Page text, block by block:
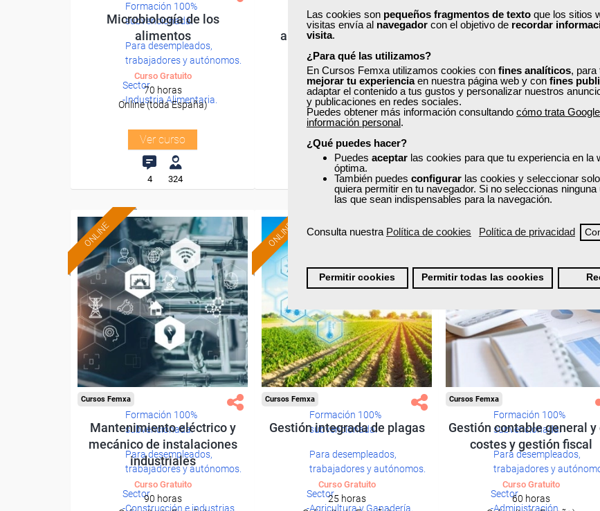
Las cookies son pequeños fragmentos de texto que los sitios
visitas envía al navegador con el objetivo de recordar
visita.
¿Para qué las utilizamos?
En Cursos Femxa utilizamos cookies con fines analíticos, para
mejorar tu experienciaen nuestra página web y con fines
adaptar el contenido a tus gustos y personalizar nuestros
y publicaciones en redes sociales.
Puedes obtener más información consultando cómo trata
información personal.
¿Qué puedes hacer?
Puedes aceptar las cookies para que tu experiencia en la
óptima.
También puedes configurar las cookies y seleccionar
quiera permitir en tu navegador. Si no seleccionas ninguna
las que sean indispensables para la navegación.
Consulta nuestra Política de cookies Política de privacidad
Permitir cookies Permitir todas las cookies
Formación 100%
subvencionada.
Para desempleados,
trabajadores y autónomos.
Sector
-Industria Alimentaria.
Microbiología de los
alimentos
Curso Gratuito
70 horas
Online (toda España)
Ver curso
4 324
subvencionada.
trabajadores y autónomos.
Sector
-Industria Alimentaria.
Normativa de calidad
alimentaria BCR: última
versión
Curso Gratuito
20 horas
Online (toda España)
Ver curso
0 285
subvencionada.
Sector
Sistema de gestión
Curso Gratuito
60 horas
0 28
ONLINE
Formación 100%
subvencionada.
Para desempleados,
trabajadores y autónomos.
Sector
-Construcción e industrias
Cursos Femxa
Mantenimiento eléctrico y
mecánico de instalaciones
industriales
Curso Gratuito
90 horas
ONLINE
Formación 100%
subvencionada.
Para desempleados,
trabajadores y autónomos.
Sector
-Agricultura y Ganadería.
Cursos Femxa
Gestión integrada de plagas
Curso Gratuito
25 horas
ONLINE
Formación 100%
subvencionada.
Para desempleados,
trabajadores y
Sector
-Administración.
Cursos Femxa
Gestión contable general y
costes y gestión fiscal
Curso Gratuito
60 horas